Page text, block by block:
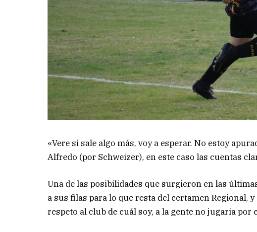
«Vere si sale algo más, voy a esperar. No estoy
Alfredo (por Schweizer), en este caso las cuentas
Una de las posibilidades que surgieron en las
a sus filas para lo que resta del certamen Regional,
respeto al club de cuál soy, a la gente no jugaria por